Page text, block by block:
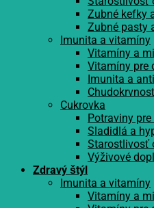
Zubné kefky
Zubné pasty
Imunita a vitamíny
Vitamíny a
Vitamíny pre
Imunita a
Cukrovka
Potraviny
Sladidlá a
Starostlivosť
Výživové
Zdravý štýl
Imunita a vitamíny
Vitamíny a